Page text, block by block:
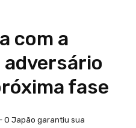
com a
adversário
fase
O Japão garantiu sua